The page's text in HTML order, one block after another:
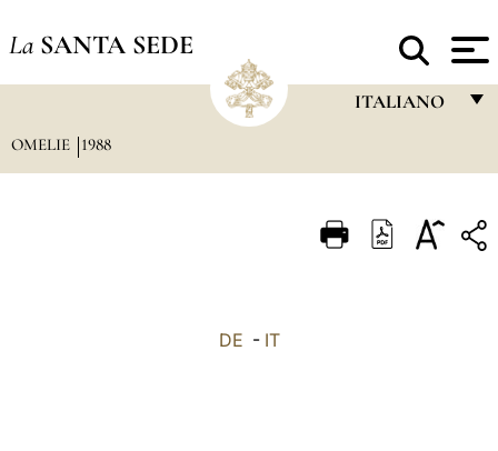
La SANTA SEDE
ITALIANO
ITALIANO
OMELIE 1988
DE - IT